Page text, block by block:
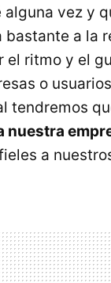
vez y
a la
el ritmo y el
o
tendremos
nuestra
a